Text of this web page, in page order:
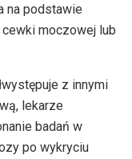
na podstawie
moczowej lub
z innymi
lekarze
badań w
po wykryciu